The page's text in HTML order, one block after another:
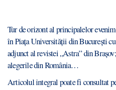
Tur de orizont al principalelor
în Piața Universității din București
adjunct al revistei „Astra” din
alegerile din România…
Articolul integral poate fi consultat